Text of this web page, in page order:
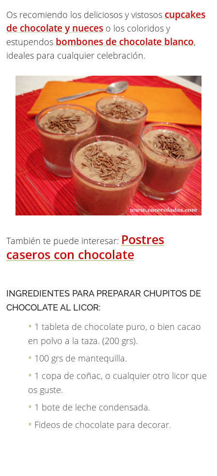
Os recomiendo los deliciosos y vistosos cupcakes
de chocolate y nueces o los coloridos y
estupendos bombones de chocolate blanco,
ideales para cualquier celebración.
También te puede interesar: Postres
caseros con chocolate
INGREDIENTES PARA PREPARAR CHUPITOS DE
CHOCOLATE AL LICOR:
1 tableta de chocolate puro, o bien cacao
en polvo a la taza. (200 grs).
100 grs de mantequilla.
1 copa de coñac, o cualquier otro licor que
os guste.
1 bote de leche condensada.
Fideos de chocolate para decorar.